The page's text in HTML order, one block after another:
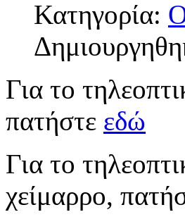
Κατηγορία:
Για το
πατήστε εδώ
Για το
χείμαρρο,